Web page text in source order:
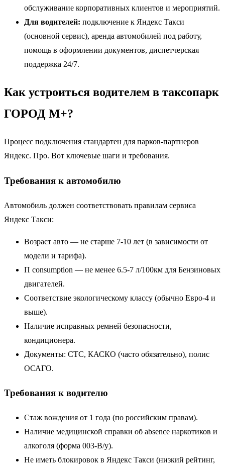
обслуживание корпоративных клиентов и мероприятий.
Для водителей: подключение к Яндекс Такси
(основной сервис), аренда автомобилей под работу,
помощь в оформлении документов, диспетчерская
поддержка 24/7.
Как устроиться водителем в таксопарк
ГОРОД М+?
Процесс подключения стандартен для парков-партнеров
Яндекс. Про. Вот ключевые шаги и требования.
Требования к автомобилю
Автомобиль должен соответствовать правилам сервиса
Яндекс Такси:
Возраст авто — не старше 7-10 лет (в зависимости от
модели и тарифа).
П consumption — не менее 6.5-7 л/100км для Бензиновых
двигателей.
Соответствие экологическому классу (обычно Евро-4 и
выше).
Наличие исправных ремней безопасности,
кондиционера.
Документы: СТС, КАСКО (часто обязательно), полис
ОСАГО.
Требования к водителю
Стаж вождения от 1 года (по российским правам).
Наличие медицинской справки об absence наркотиков и
алкоголя (форма 003-В/у).
Не иметь блокировок в Яндекс Такси (низкий рейтинг,